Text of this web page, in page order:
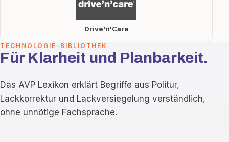
Drive'n'Care
TECHNOLOGIE-BIBLIOTHEK
Für Klarheit und Planbarkeit.
Das AVP Lexikon erklärt Begriffe aus Politur,
Lackkorrektur und Lackversiegelung verständlich,
ohne unnötige Fachsprache.